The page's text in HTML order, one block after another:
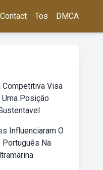
Contact Tos DMCA
Competitiva Visa
Posição
Influenciaram O
Na